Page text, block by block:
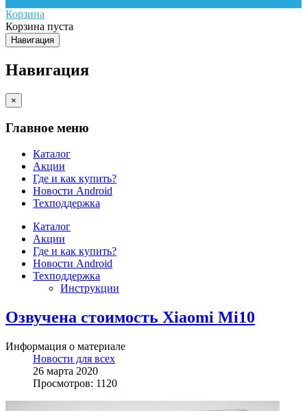
Корзина
Корзина пуста
Навигация
Навигация
×
Главное меню
Каталог
Акции
Где и как купить?
Новости Android
Техподдержка
Каталог
Акции
Где и как купить?
Новости Android
Техподдержка
Инструкции
Озвучена стоимость Xiaomi Mi10
Информация о материале
Новости для всех
26 марта 2020
Просмотров: 1120